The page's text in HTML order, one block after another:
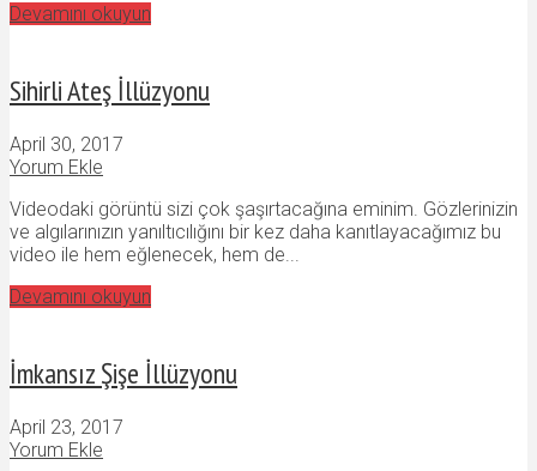
Devamını okuyun
Sihirli Ateş İllüzyonu
April 30, 2017
Yorum Ekle
Videodaki görüntü sizi çok şaşırtacağına eminim. Gözlerinizin
ve algılarınızın yanıltıcılığını bir kez daha kanıtlayacağımız bu
video ile hem eğlenecek, hem de...
Devamını okuyun
İmkansız Şişe İllüzyonu
April 23, 2017
Yorum Ekle